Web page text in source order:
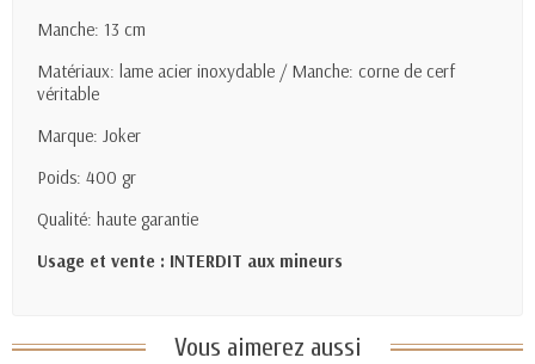
Manche: 13 cm
Matériaux: lame acier inoxydable / Manche: corne de cerf
véritable
Marque: Joker
Poids: 400 gr
Qualité: haute garantie
Usage et vente : INTERDIT aux mineurs
Vous aimerez aussi